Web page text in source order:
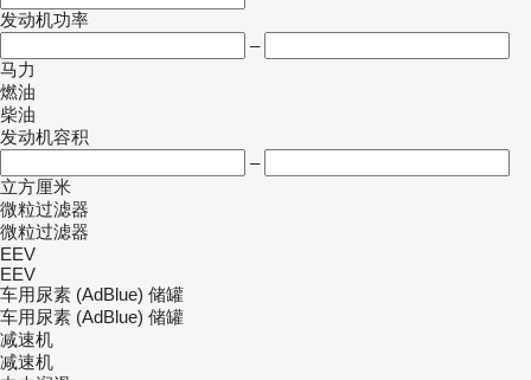
发动机功率
–
马力
燃油
柴油
发动机容积
–
立方厘米
微粒过滤器
微粒过滤器
EEV
EEV
车用尿素 (AdBlue) 储罐
车用尿素 (AdBlue) 储罐
减速机
减速机